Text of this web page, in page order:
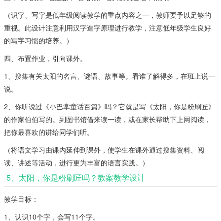
（识字、写字是低年级阅读教学的重点内容之一，教师要予以足够的
重视。此设计注意利用汉字造字原理进行教学，注意低年级学生良好
的写字习惯的培养。）
四、布置作业，引向课外。
1、搜集有关太阳的名言、谜语、故事等。看谁了解得多，在班上说一
说。
2、你听说过《小巴掌童话百篇》吗？它就是写《太阳，你是粉刷匠》
的作家伯伯写的。到图书馆借来读一读，或在家长帮助下上网阅读，
把你最喜欢的讲给同学们听。
（将语文学习由课内延伸到课外，使学生在课外通过搜集资料、阅
读、讲述等活动，进行更为丰富的语言实践。）
5、太阳，你是粉刷匠吗？教案教学设计
教学目标：
1、认识10个字，会写11个字。